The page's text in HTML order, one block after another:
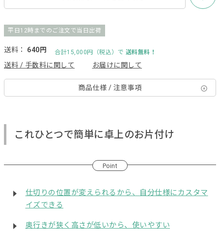
平日12時までのご注文で当日出荷
送料： 640円 合計15,000円（税込）で 送料無料！
送料 / 手数料に関して お届けに関して
商品仕様 / 注意事項
これひとつで簡単に卓上のお片付け
Point
仕切りの位置が変えられるから、自分仕様にカスタマ
イズできる
奥行きが狭く高さが低いから、使いやすい